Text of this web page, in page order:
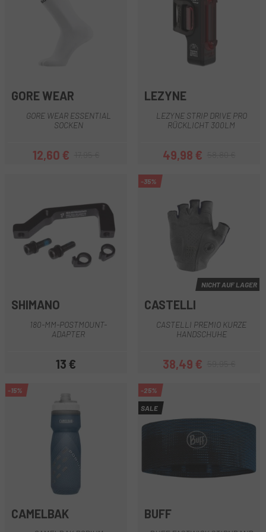
GORE WEAR
GORE WEAR ESSENTIAL
SOCKEN
Preis
12,60 €Regulärer Preis
LEZYNE
LEZYNE STRIP DRIVE PRO
RÜCKLICHT 300LM
Preis
49,98 €Regulärer Preis
SHIMANO
180-MM-POSTMOUNT-
ADAPTER
Preis
13 €
-35%
NICHT AUF LAGER
CASTELLI
CASTELLI PREMIO KURZE
HANDSCHUHE
Preis
38,49 €Regulärer Preis
-15%
CAMELBAK
-25%
SALE
BUFF